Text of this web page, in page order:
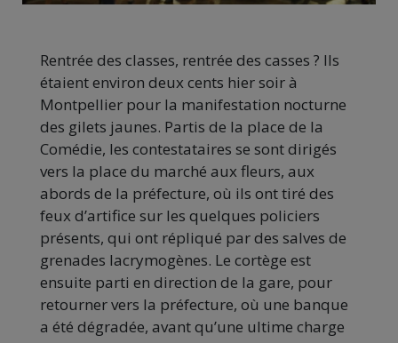
Rentrée des classes, rentrée des casses ? Ils
étaient environ deux cents hier soir à
Montpellier pour la manifestation nocturne
des gilets jaunes. Partis de la place de la
Comédie, les contestataires se sont dirigés
vers la place du marché aux fleurs, aux
abords de la préfecture, où ils ont tiré des
feux d’artifice sur les quelques policiers
présents, qui ont répliqué par des salves de
grenades lacrymogènes. Le cortège est
ensuite parti en direction de la gare, pour
retourner vers la préfecture, où une banque
a été dégradée, avant qu’une ultime charge